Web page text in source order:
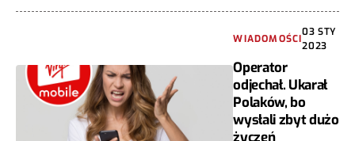
WIADOMOŚCI
03 STY
2023
Operator
odjechał. Ukarał
Polaków, bo
wysłali zbyt dużo